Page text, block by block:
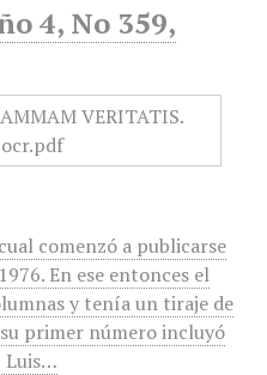
4, No 359,
comenzó a publicarse
En ese entonces el
y tenía un tiraje de
primer número incluyó
Luis…